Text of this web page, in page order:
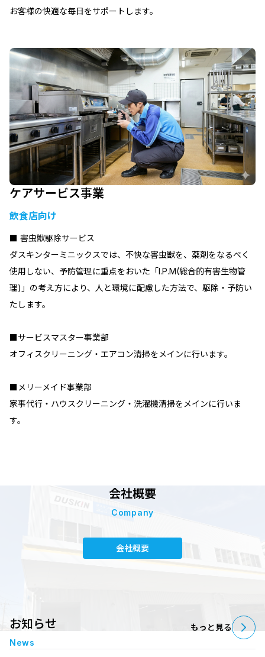
お客様の快適な毎日をサポートします。
ケアサービス事業
飲食店向け
■ 害虫獣駆除サービス
ダスキンターミニックスでは、不快な害虫獣を、薬剤をなるべく
使用しない、予防管理に重点をおいた「I.P.M(総合的有害生物管
理)」の考え方により、人と環境に配慮した方法で、駆除・予防い
たします。
■サービスマスター事業部
オフィスクリーニング・エアコン清掃をメインに行います。
■メリーメイド事業部
家事代行・ハウスクリーニング・洗濯機清掃をメインに行いま
す。
会社概要
Company
会社概要
お知らせ
News
もっと見る